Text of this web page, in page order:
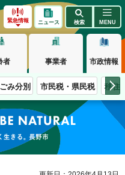
緊急情報 ニュース 検索 MENU
者 事業者 市政情報
ごみ分別 市民税・県民税 移住
生きる。長野市